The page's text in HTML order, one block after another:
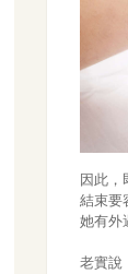
因此，
結束要
她有外
老實說